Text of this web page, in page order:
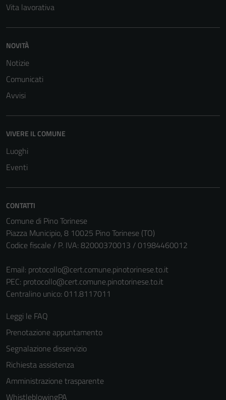
Vita lavorativa
NOVITÀ
Notizie
Comunicati
Avvisi
VIVERE IL COMUNE
Luoghi
Eventi
CONTATTI
Comune di Pino Torinese
Piazza Municipio, 8 10025 Pino Torinese (TO)
Codice fiscale / P. IVA: 82000370013 / 01984460012
Email: protocollo@cert.comune.pinotorinese.to.it
PEC: protocollo@cert.comune.pinotorinese.to.it
Centralino unico: 011.8117011
Leggi le FAQ
Prenotazione appuntamento
Segnalazione disservizio
Richiesta assistenza
Amministrazione trasparente
WhistleblowingPA
non raccolgono